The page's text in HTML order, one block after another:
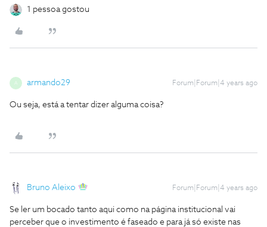
1 pessoa gostou
A armando29 Forum|Forum|4 years ago
Ou seja, está a tentar dizer alguma coisa?
Bruno Aleixo Forum|Forum|4 years ago
Se ler um bocado tanto aqui como na página institucional vai
perceber que o investimento é faseado e para já só existe nas